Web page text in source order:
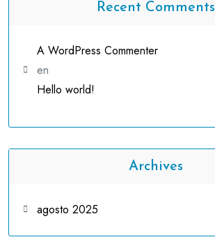
Recent Comments
A WordPress Commenter
en
Hello world!
Archives
agosto 2025